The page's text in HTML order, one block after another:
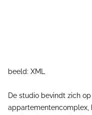
beeld: XML
De studio bevindt zich
appartementencomplex,